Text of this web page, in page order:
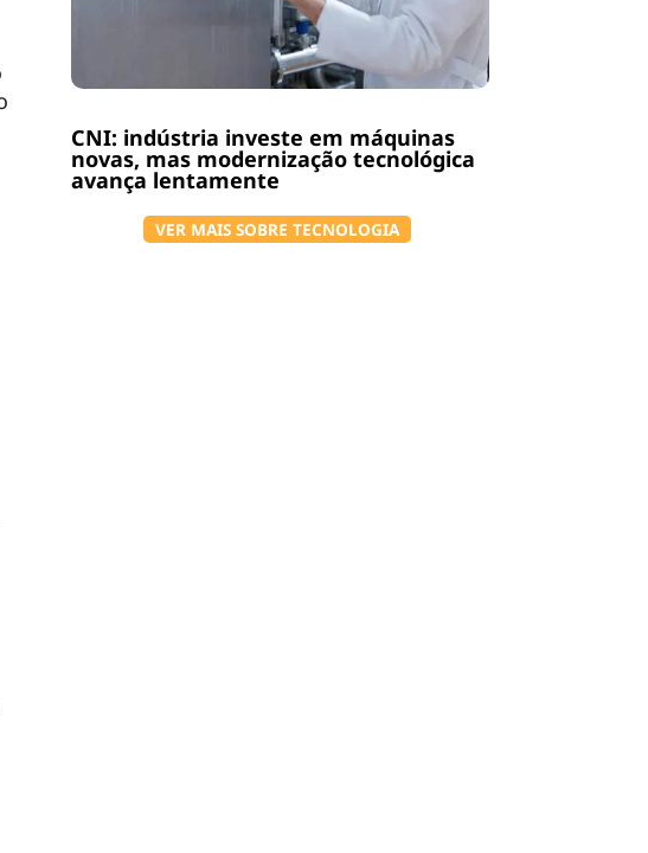
CNI: indústria investe em máquinas
novas, mas modernização tecnológica
avança lentamente
VER MAIS SOBRE TECNOLOGIA